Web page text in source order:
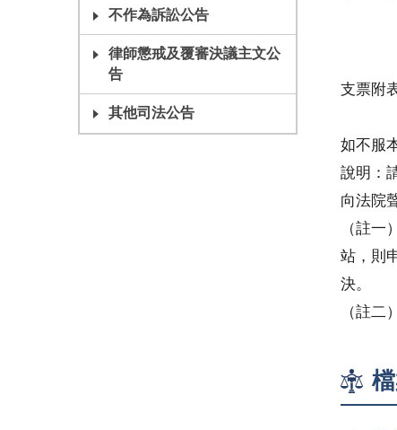
不作為訴訟公告
律師懲戒及覆審決議主文公
告
其他司法公告
民事
支票附
如不服
說明：
向法院
（註一
站，則
決。
（註二